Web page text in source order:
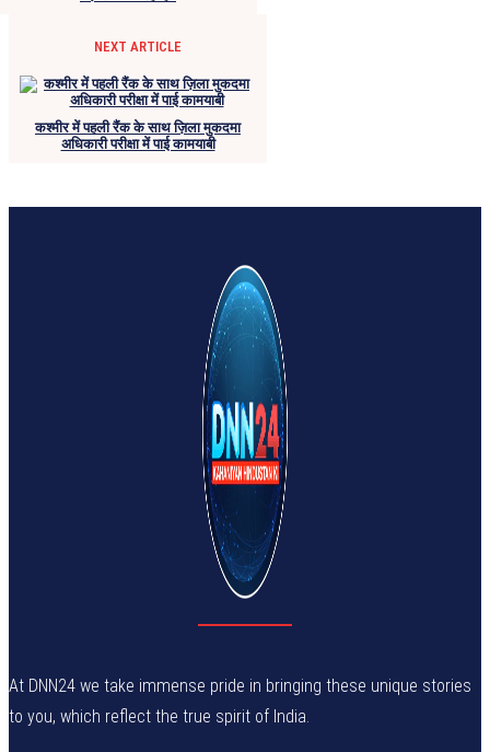
NEXT ARTICLE
कश्मीर में पहली रैंक के साथ ज़िला मुकदमा
अधिकारी परीक्षा में पाई कामयाबी
At DNN24 we take immense pride in bringing these unique stories
to you, which reflect the true spirit of India.